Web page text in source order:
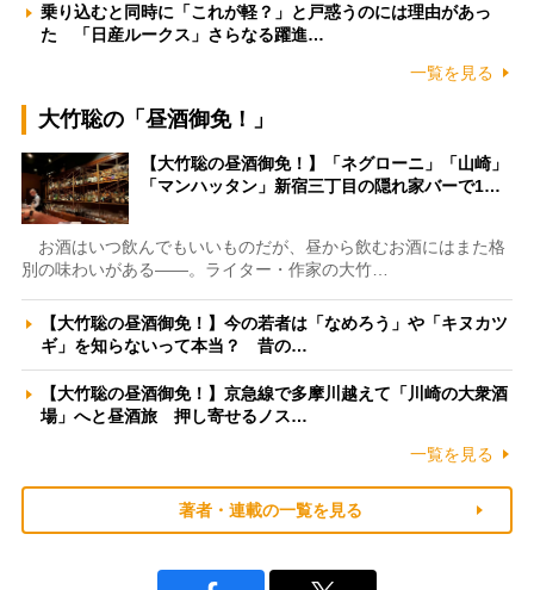
乗り込むと同時に「これが軽？」と戸惑うのには理由があっ
た 「日産ルークス」さらなる躍進…
一覧を見る
大竹聡の「昼酒御免！」
【大竹聡の昼酒御免！】「ネグローニ」「山崎」
「マンハッタン」新宿三丁目の隠れ家バーで1…
お酒はいつ飲んでもいいものだが、昼から飲むお酒にはまた格
別の味わいがある――。ライター・作家の大竹…
【大竹聡の昼酒御免！】今の若者は「なめろう」や「キヌカツ
ギ」を知らないって本当？ 昔の…
【大竹聡の昼酒御免！】京急線で多摩川越えて「川崎の大衆酒
場」へと昼酒旅 押し寄せるノス…
一覧を見る
著者・連載の一覧を見る